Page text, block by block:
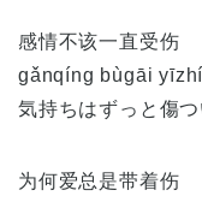
感情不该一直受伤
gǎnqíng bùgāi
気持ちはずっと傷
为何爱总是带着伤